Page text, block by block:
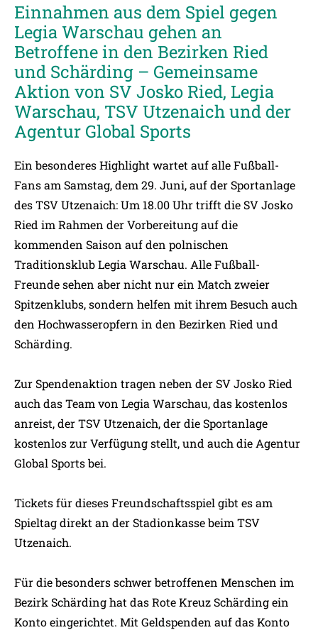
Einnahmen aus dem Spiel gegen
Legia Warschau gehen an
Betroffene in den Bezirken Ried
und Schärding – Gemeinsame
Aktion von SV Josko Ried, Legia
Warschau, TSV Utzenaich und der
Agentur Global Sports
Ein besonderes Highlight wartet auf alle Fußball-
Fans am Samstag, dem 29. Juni, auf der Sportanlage
des TSV Utzenaich: Um 18.00 Uhr trifft die SV Josko
Ried im Rahmen der Vorbereitung auf die
kommenden Saison auf den polnischen
Traditionsklub Legia Warschau. Alle Fußball-
Freunde sehen aber nicht nur ein Match zweier
Spitzenklubs, sondern helfen mit ihrem Besuch auch
den Hochwasseropfern in den Bezirken Ried und
Schärding.
Zur Spendenaktion tragen neben der SV Josko Ried
auch das Team von Legia Warschau, das kostenlos
anreist, der TSV Utzenaich, der die Sportanlage
kostenlos zur Verfügung stellt, und auch die Agentur
Global Sports bei.
Tickets für dieses Freundschaftsspiel gibt es am
Spieltag direkt an der Stadionkasse beim TSV
Utzenaich.
Für die besonders schwer betroffenen Menschen im
Bezirk Schärding hat das Rote Kreuz Schärding ein
Konto eingerichtet. Mit Geldspenden auf das Konto